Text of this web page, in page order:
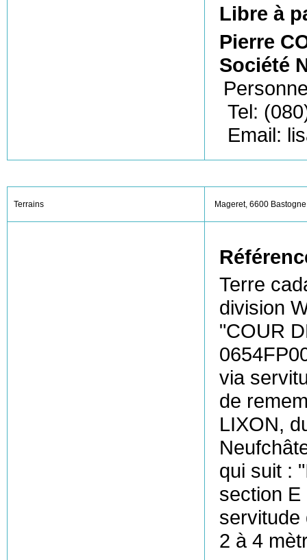
Libre à
Pierre
Société
Tel:
Email:
Terrains Mageret, 6600 Bastogne
Terre
division
"COUR
via
de
LIXON,
qui suit :
section E
servitude
2 à 4